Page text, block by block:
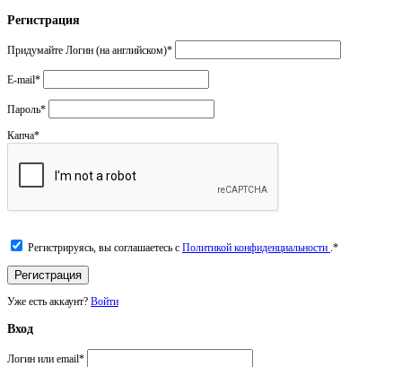
Регистрация
Придумайте Логин (на английском)*
E-mail*
Пароль*
Капча*
Регистрируясь, вы соглашаетесь с Политикой конфиденциальности .*
Уже есть аккаунт? Войти
Вход
Логин или email*